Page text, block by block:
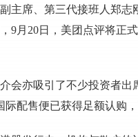
主席、第三代接班人郑志
9月20日，美团点评将正
会亦吸引了不少投资者出
配售便已获得足额认购